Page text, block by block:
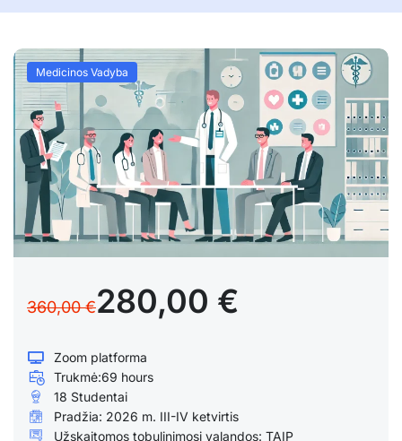
Medicinos Vadyba
360,00 €280,00 €
Zoom platforma
Trukmė:69 hours
18 Studentai
Pradžia: 2026 m. III-IV ketvirtis
Užskaitomos tobulinimosi valandos: TAIP